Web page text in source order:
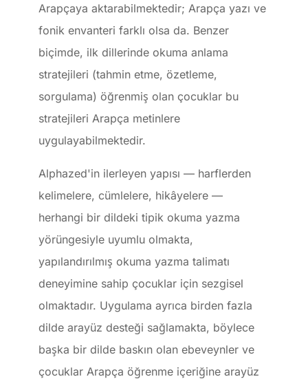
Arapçaya aktarabilmektedir; Arapça yazı ve
fonik envanteri farklı olsa da. Benzer
biçimde, ilk dillerinde okuma anlama
stratejileri (tahmin etme, özetleme,
sorgulama) öğrenmiş olan çocuklar bu
stratejileri Arapça metinlere
uygulayabilmektedir.
Alphazed'in ilerleyen yapısı — harflerden
kelimelere, cümlelere, hikâyelere —
herhangi bir dildeki tipik okuma yazma
yörüngesiyle uyumlu olmakta,
yapılandırılmış okuma yazma talimatı
deneyimine sahip çocuklar için sezgisel
olmaktadır. Uygulama ayrıca birden fazla
dilde arayüz desteği sağlamakta, böylece
başka bir dilde baskın olan ebeveynler ve
çocuklar Arapça öğrenme içeriğine arayüz